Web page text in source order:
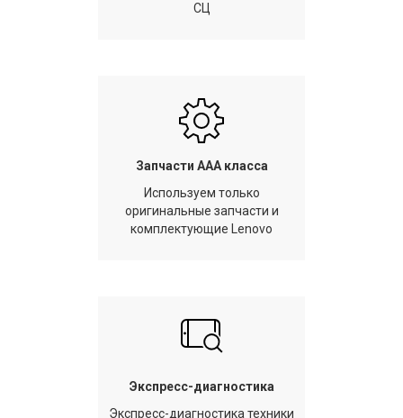
СЦ
Запчасти AAA класса
Используем только
оригинальные запчасти и
комплектующие Lenovo
Экспресс-диагностика
Экспресс-диагностика техники